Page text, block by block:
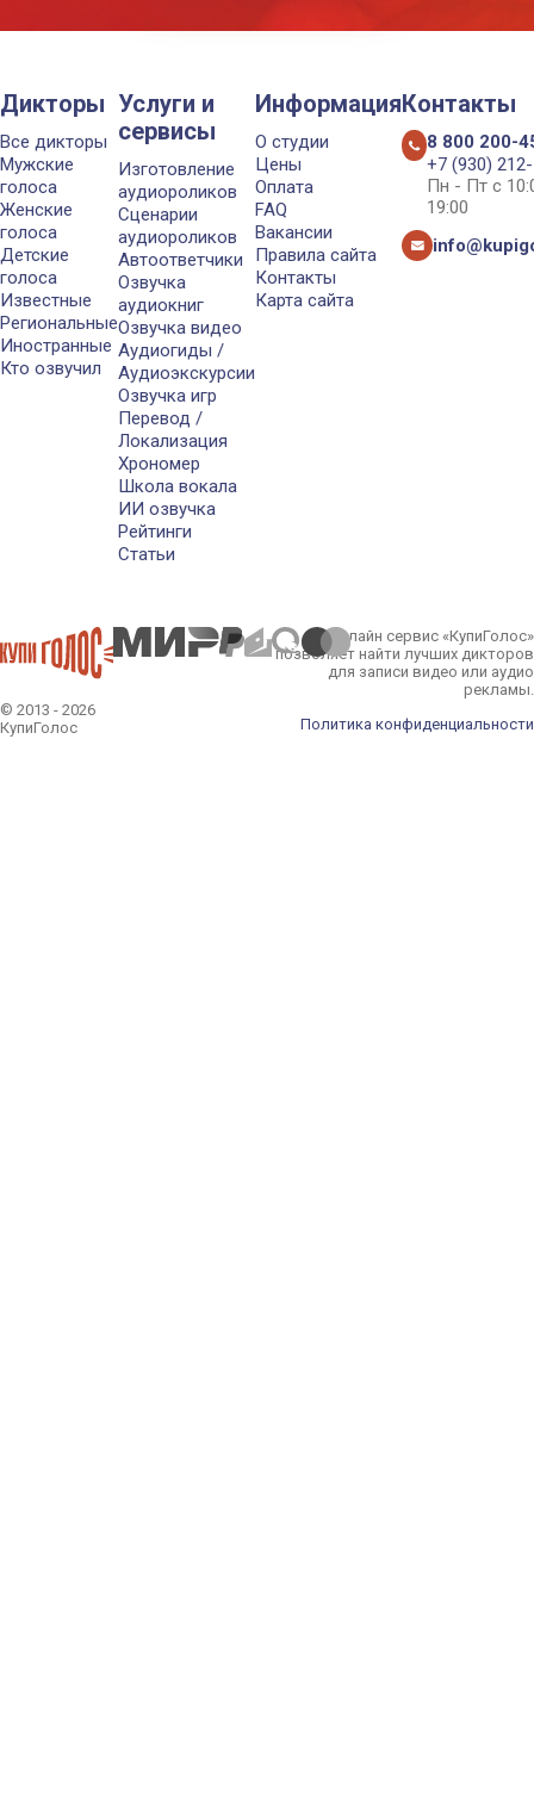
Дикторы
Все дикторы
Мужские
голоса
Женские
голоса
Детские
голоса
Известные
Региональные
Иностранные
Кто озвучил
Услуги и
сервисы
Изготовление
аудиороликов
Сценарии
аудиороликов
Автоответчики
Озвучка
аудиокниг
Озвучка видео
Аудиогиды /
Аудиоэкскурсии
Озвучка игр
Перевод /
Локализация
Хрономер
Школа вокала
ИИ озвучка
Рейтинги
Статьи
Информация
О студии
Цены
Оплата
FAQ
Вакансии
Правила сайта
Контакты
Карта сайта
Контакты
8 800 200-
+7 (930)
Пн - Пт с
19:00
© 2013 - 2026
КупиГолос
Онлайн сервис «КупиГолос»
позволяет найти лучших дикторов
для записи видео или аудио
рекламы.
Политика конфиденциальности